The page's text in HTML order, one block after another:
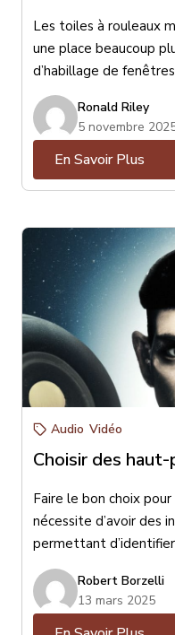
Les toiles à rouleaux
une place beaucoup
d’habillage de
Surtout depuis
de 2022 qui oblige les
d’éliminer toute
d’éviter des
protégeant ainsi les
Ronald Riley
5 novembre
En Savoir Plus
Audio Vidéo
Choisir des
Faire le bon choix
nécessite d’avoir des
permettant
format de votre lieu
l’esthétisme désiré et
choix il est essentiel
Robert Borzelli
13 mars 2025